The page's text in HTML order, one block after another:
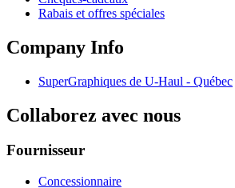
Rabais et offres spéciales
Company Info
SuperGraphiques de U-Haul - Québec
Collaborez avec nous
Fournisseur
Concessionnaire